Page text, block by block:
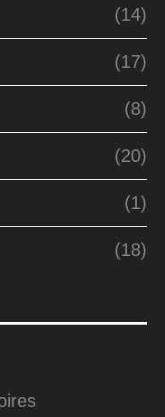
(14)
(17)
(8)
(20)
(1)
(18)